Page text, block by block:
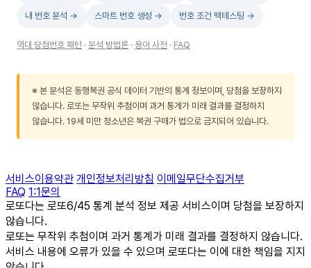
내 번호 분석 → 스마트 번호 생성 → 번호 조건 백테스팅 →
역대 당첨번호 패턴 · 분석 방법론 · 용어 사전 · FAQ
※ 본 분석은 동행복권 공식 데이터 기반의 통계 정보이며, 당첨을 보장하지
않습니다. 로또는 무작위 추첨이며 과거 통계가 미래 결과를 결정하지
않습니다. 19세 미만 청소년은 복권 구매가 법으로 금지되어 있습니다.
서비스이용약관 개인정보처리방침 이메일무단수집거부
FAQ 1:1문의
로또다는 로또6/45 통계 분석 정보 제공 서비스이며 당첨을 보장하지
않습니다.
로또는 무작위 추첨이며 과거 통계가 미래 결과를 결정하지 않습니다.
서비스 내용에 오류가 있을 수 있으며 로또다는 이에 대한 책임을 지지